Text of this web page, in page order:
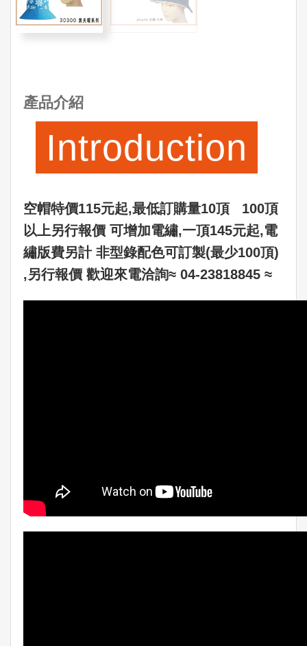
產品介紹
Introduction
空帽特價115元起‚最低訂購量10頂 100頂
以上另行報價 可增加電繡,一頂145元起,電
繡版費另計 非型錄配色可訂製(最少100頂)
‚另行報價 歡迎來電洽詢≈ 04-23818845 ≈